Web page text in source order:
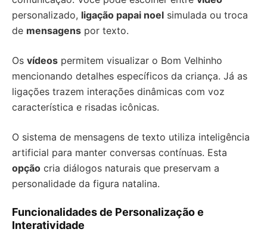
personalizado, ligação papai noel simulada ou troca
de mensagens por texto.
Os vídeos permitem visualizar o Bom Velhinho
mencionando detalhes específicos da criança. Já as
ligações trazem interações dinâmicas com voz
característica e risadas icônicas.
O sistema de mensagens de texto utiliza inteligência
artificial para manter conversas contínuas. Esta
opção cria diálogos naturais que preservam a
personalidade da figura natalina.
Funcionalidades de Personalização e
Interatividade